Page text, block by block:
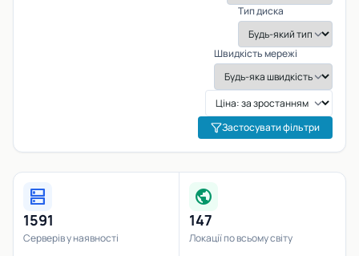
Тип диска
Швидкість мережі
Застосувати фільтри
dns
1591
Серверів у наявності
public
147
Локації по всьому світу